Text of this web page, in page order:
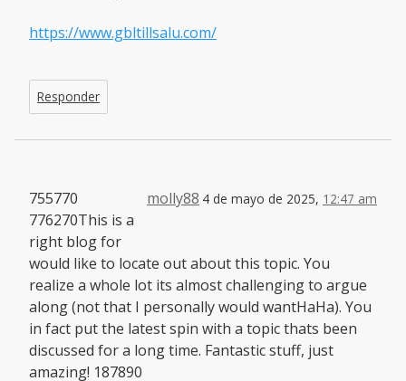
https://www.gbltillsalu.com/
Responder
molly88 4 de mayo de 2025, 12:47 am
755770
776270This is a
right blog for
would like to locate out about this topic. You
realize a whole lot its almost challenging to argue
along (not that I personally would wantHaHa). You
in fact put the latest spin with a topic thats been
discussed for a long time. Fantastic stuff, just
amazing! 187890